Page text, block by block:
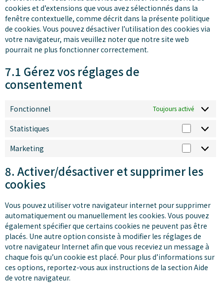
cookies et d’extensions que vous avez sélectionnés dans la
fenêtre contextuelle, comme décrit dans la présente politique
de cookies. Vous pouvez désactiver l’utilisation des cookies via
votre navigateur, mais veuillez noter que notre site web
pourrait ne plus fonctionner correctement.
7.1 Gérez vos réglages de
consentement
Fonctionnel Toujours activé
Statistiques
Marketing
8. Activer/désactiver et supprimer les
cookies
Vous pouvez utiliser votre navigateur internet pour supprimer
automatiquement ou manuellement les cookies. Vous pouvez
également spécifier que certains cookies ne peuvent pas être
placés. Une autre option consiste à modifier les réglages de
votre navigateur Internet afin que vous receviez un message à
chaque fois qu’un cookie est placé. Pour plus d’informations sur
ces options, reportez-vous aux instructions de la section Aide
de votre navigateur.